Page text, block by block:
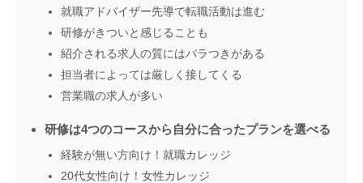
就職アドバイザー先導で転職活動は進む
研修がきついと感じることも
紹介される求人の質にはバラつきがある
担当者によっては厳しく接してくる
営業職の求人が多い
研修は4つのコースから自分に合ったプランを選べる
経験が無い方向け！就職カレッジ
20代女性向け！女性カレッジ